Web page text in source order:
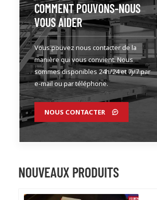
COMMENT POUVONS-NOUS
VOUS AIDER
Vous pouvez nous contacter de la
manière qui vous convient. Nous
sommes disponibles 24h/24 et 7j/7 par
e-mail ou par téléphone.
NOUS CONTACTER
NOUVEAUX PRODUITS